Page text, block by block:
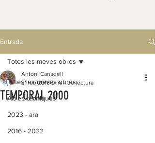
Entrada
Totes les meves obres
Altres tècniques
2023 - ara
2016 - 2022
Totes les meves obres
TEMPORAL 2000
Antoni Canadell
21 feb 2018 0 min de lectura